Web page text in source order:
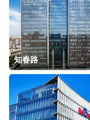
知春路